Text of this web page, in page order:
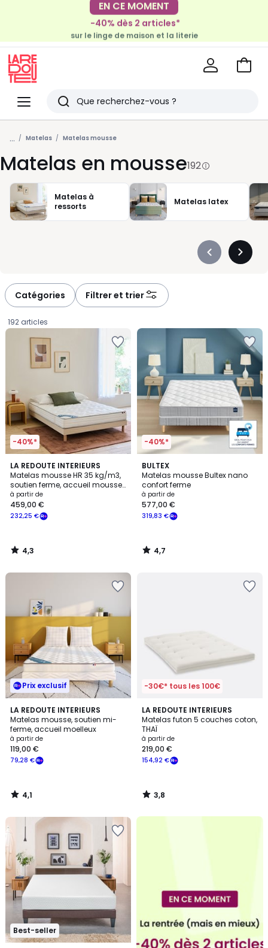
EN CE MOMENT
-30€ tous les 100€*
sur le meuble & la déco
-40% dès 2 articles*
sur le linge de maison et la literie
Menu
Redoute
Rechercher
Derniers
articles
vus
Voir
... Matelas Matelas mousse
Matelas en mousse192
Matelas à
ressorts
Matelas latex
Précédent
Catégories Filtrer et trier
192 articles
-40%*
LA REDOUTE INTERIEURS
Matelas mousse HR 35 kg/m3,
soutien ferme, accueil mousse
viscoélastique
Prix
à
partir
459,00
€
programme
pour
à
la
place
232,25
€.
à partir de
232,25 €
459,00 €
4,3
/ 5
4,3
/
-40%*
BULTEX
Matelas mousse Bultex nano
confort ferme
à partir de
319,83 €
577,00 €
4,7
/ 5
4,7
/
Prix exclusif
LA REDOUTE INTERIEURS
Matelas mousse, soutien mi-
ferme, accueil moelleux
à partir de
79,28 €
119,00 €
4,1
/ 5
4,1
/
-30€* tous les 100€
LA REDOUTE INTERIEURS
Matelas futon 5 couches coton,
THAÏ
à partir de
154,92 €
219,00 €
3,8
/ 5
3,8
/
Best-seller